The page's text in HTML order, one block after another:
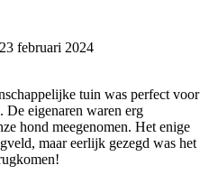
februari 2024
tuin was perfect voor
De eigenaren waren erg
hond meegenomen. Het enige
maar eerlijk gezegd was het